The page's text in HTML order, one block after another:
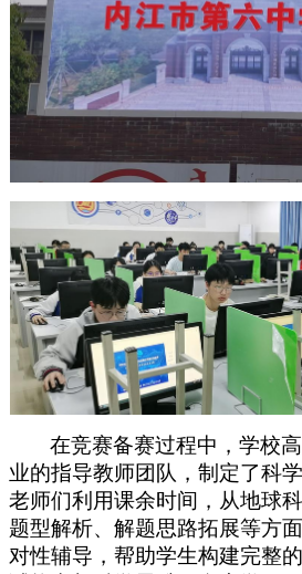
在竞赛备赛过程中，学校
业的指导教师团队，制定了科
老师们利用课余时间，从地球
题型解析、解题思路拓展等方
对性辅导，帮助学生构建完整